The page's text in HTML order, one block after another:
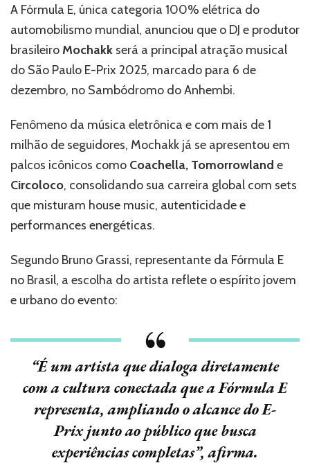
Paulo
E-
Prix
2025
no
do
A Fórmula E, única categoria 100% elétrica do
automobilismo mundial, anunciou que o DJ e produtor
brasileiroMochakk será a principal atração musical
do São Paulo E-Prix 2025, marcado para 6 de
dezembro, no Sambódromo do Anhembi.
Fenômeno da música eletrônica e com mais de 1
milhão de seguidores, Mochakk já se apresentou em
palcos icônicos como Coachella, Tomorrowland e
Circoloco, consolidando sua carreira global com sets
que misturam house music, autenticidade e
performances energéticas.
Segundo Bruno Grassi, representante da Fórmula E
no Brasil, a escolha do artista reflete o espírito jovem
e urbano do evento:
“É um artista que dialoga diretamente
com a cultura conectada que a Fórmula E
representa, ampliando o alcance do E-
Prix junto ao público que busca
experiências completas”, afirma.